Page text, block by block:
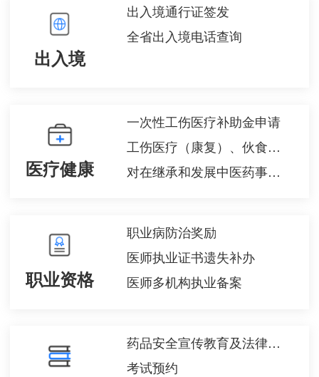
出入境
出入境通行证签发
全省出入境电话查询
医疗健康
一次性工伤医疗补助金申请
工伤医疗（康复）、伙食、异地交通、住宿补助费申领
对在继承和发展中医药事业、中医医疗工作等中做出显著贡献的单位和个人奖励表彰（增加）
职业资格
职业病防治奖励
医师执业证书遗失补办
医师多机构执业备案
药品安全宣传教育及法律法规知识普及工作
考试预约